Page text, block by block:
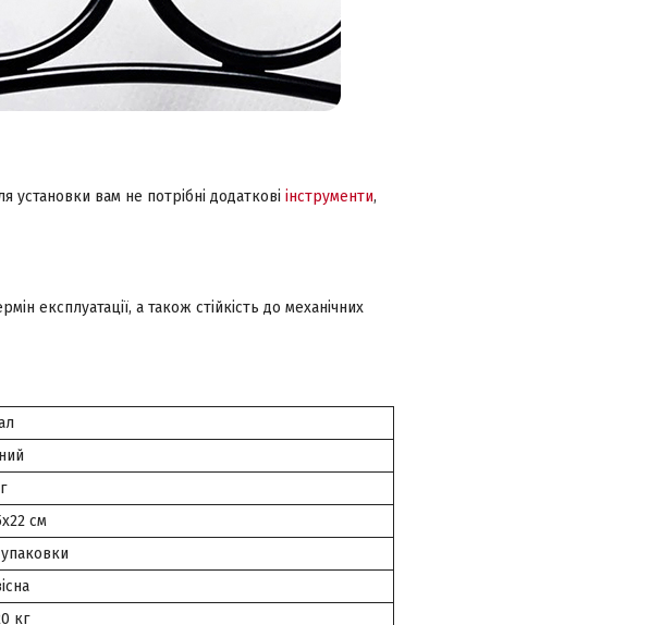
установки вам не потрібні додаткові інструменти,
експлуатації, а також стійкість до механічних
см
кг